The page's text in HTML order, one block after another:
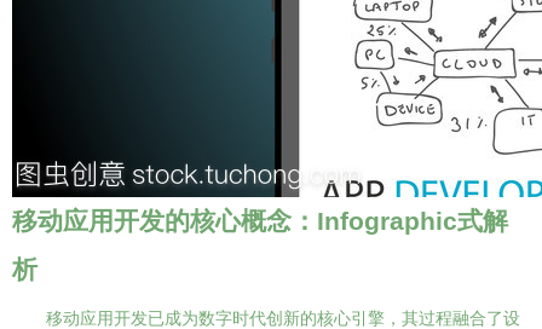
移动应用开发的核心概念：Infographic式解
析
移动应用开发已成为数字时代创新的核心引擎，其过程融合了设